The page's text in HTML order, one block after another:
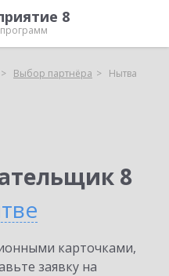
8
Выбор партнёра Нытва
8
карточками,
заявку на